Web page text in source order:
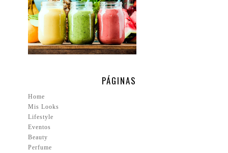
PÁGINAS
Home
Mis Looks
Lifestyle
Eventos
Beauty
Perfume